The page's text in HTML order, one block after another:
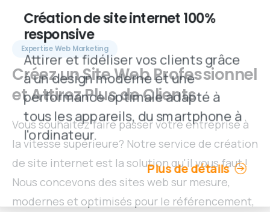
Création de site internet 100%
responsive
Attirer et fidéliser vos clients grâce
à un design moderne et une
performance optimale adapté à
tous les appareils, du smartphone à
l'ordinateur.
Plus de détails
Expertise Web Marketing
CréezunSiteWeb Professionnel
etAttirezPlusdeClients
Vous souhaitez faire passer votre entreprise à
la vitesse supérieure? Notre service de création
de site internet est la solution qu'il vous faut !
Nous concevons des sites web sur mesure,
modernes et optimisés pour le référencement,